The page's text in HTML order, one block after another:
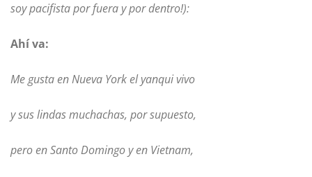
soy pacifista por fuera y por dentro!):
Ahí va:
Me gusta en Nueva York el yanqui vivo
y sus lindas muchachas, por supuesto,
pero en Santo Domingo y en Vietnam,